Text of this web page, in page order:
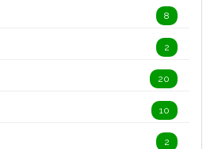
8
2
20
10
2